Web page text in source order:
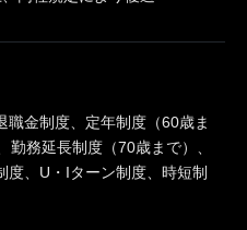
金制度、定年制度（60歳ま
務延長制度（70歳まで）、
度、U・Iターン制度、時短制